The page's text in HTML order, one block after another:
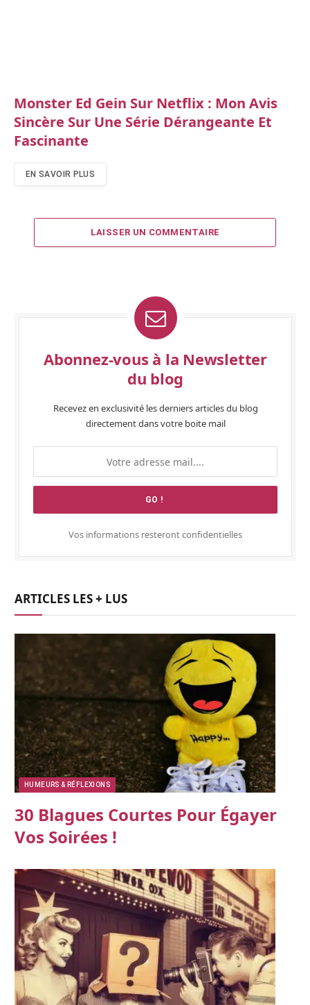
Monster Ed Gein Sur Netflix : Mon Avis
Sincère Sur Une Série Dérangeante Et
Fascinante
EN SAVOIR PLUS
LAISSER UN COMMENTAIRE
Abonnez-vous à la Newsletter
du blog
Recevez en exclusivité les derniers articles du blog
directement dans votre boite mail
Vos informations resteront confidentielles
ARTICLES LES + LUS
HUMEURS & RÉFLEXIONS
30 Blagues Courtes Pour Égayer
Vos Soirées !